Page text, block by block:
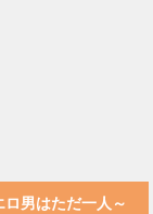
男はただ一人～